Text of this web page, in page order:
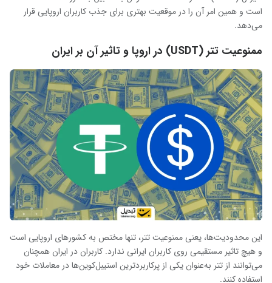
است و همین امر آن را در موقعیت بهتری برای جذب کاربران اروپایی قرار
می‌دهد.
ممنوعیت تتر (USDT) در اروپا و تاثیر آن بر ایران
این محدودیت‌ها، یعنی ممنوعیت تتر، تنها مختص به کشورهای اروپایی است
و هیچ تاثیر مستقیمی روی کاربران ایرانی ندارد. کاربران در ایران همچنان
می‌توانند از تتر به‌عنوان یکی از پرکاربردترین استیبل‌کوین‌ها در معاملات خود
استفاده کنند.